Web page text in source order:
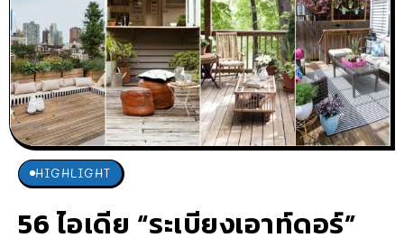
HIGHLIGHT
56 ไอเดีย “ระเบียงเอาท์ดอร์”